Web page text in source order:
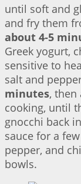
until soft and
and fry them
about 4-5
Greek yogurt,
sensitive to
salt and
minutes, then
cooking, until
gnocchi back
sauce for a
pepper, and
bowls.